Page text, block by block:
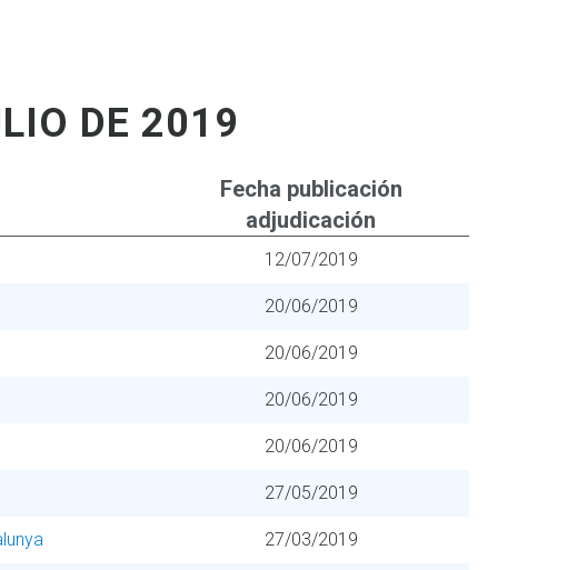
DE 2019
Fecha publicación
adjudicación
12/07/2019
20/06/2019
20/06/2019
20/06/2019
20/06/2019
27/05/2019
27/03/2019